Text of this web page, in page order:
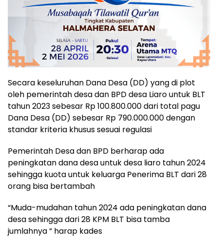
Secara keseluruhan Dana Desa (DD) yang di plot
oleh pemerintah desa dan BPD desa Liaro untuk BLT
tahun 2023 sebesar Rp 100.800.000 dari total pagu
Dana Desa (DD) sebesar Rp 790.000.000 dengan
standar kriteria khusus sesuai regulasi
Pemerintah Desa dan BPD berharap ada
peningkatan dana desa untuk desa liaro tahun 2024
sehingga kuota untuk keluarga Penerima BLT dari 28
orang bisa bertambah
“Muda-mudahan tahun 2024 ada peningkatan dana
desa sehingga dari 28 KPM BLT bisa tamba
jumlahnya ” harap kades